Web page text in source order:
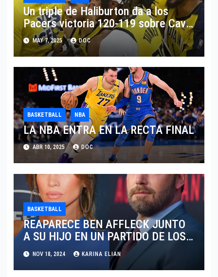
Un triple de Haliburton da a los
Pacers victoria 120-119 sobre Cavs
y ventaja 2-0
MAY 7, 2025 DOC
BASKETBALL NBA
LA NBA ENTRA EN LA RECTA FINAL
ABR 10, 2025 DOC
BASKETBALL
REAPARECE BEN AFFLECK JUNTO
A SU HIJO EN UN PARTIDO DE LOS
LAKERS VS TORONTO RAPTORS
NOV 18, 2024 KARINA ELIAN